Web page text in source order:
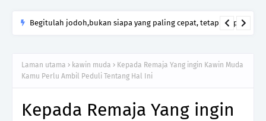
Begitulah jodoh,bukan siapa yang paling cepat, tetapi siapa
ingin menutup mulut manusia
Laman utama kawin muda
Kepada Remaja Yang ingin Kawin Muda
Kamu Perlu Ambil Peduli Tentang Hal Ini
Kepada Remaja Yang ingin